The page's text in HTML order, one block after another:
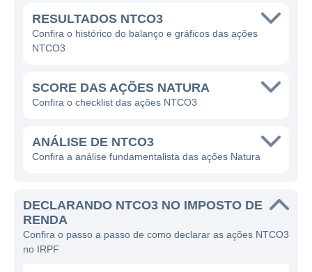
perfumes até produtos de cuidados pessoais
e de higiene.
compromisso com a sustentabilidade e por
sua utilização de ingredientes da
andiroba e castanha-do-pará, em seus
produtos. A empresa busca constantemente
e respeitem o meio ambiente, além de ter
como foco a redução do impacto ambiental
de sua produção.
RESULTADOS NTCO3
Confira o histórico do balanço e gráficos das ações
NTCO3
SCORE DAS AÇÕES NATURA
Confira o checklist das ações NTCO3
ANÁLISE DE NTCO3
Confira a análise fundamentalista das ações Natura
DECLARANDO NTCO3 NO IMPOSTO DE
RENDA
Confira o passo a passo de como declarar as ações NTCO3
no IRPF